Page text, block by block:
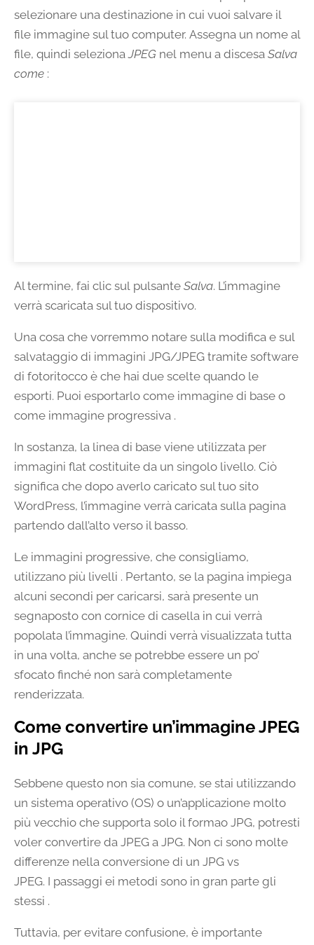
selezionare una destinazione in cui vuoi salvare il
file immagine sul tuo computer. Assegna un nome al
file, quindi selezionaJPEG nel menu a discesa Salva
come :
Al termine, fai clic sul pulsante Salva. L’immagine
verrà scaricata sul tuo dispositivo.
Una cosa che vorremmo notare sulla modifica e sul
salvataggio di immagini JPG/JPEG tramite software
di fotoritocco è che hai due scelte quando le
esporti. Puoi esportarlo come immagine di base o
come immagine progressiva .
In sostanza, la linea di base viene utilizzata per
immagini flat costituite da un singolo livello. Ciò
significa che dopo averlo caricato sul tuo sito
WordPress, l’immagine verrà caricata sulla pagina
partendo dall’alto verso il basso.
Le immagini progressive, che consigliamo,
utilizzano più livelli . Pertanto, se la pagina impiega
alcuni secondi per caricarsi, sarà presente un
segnaposto con cornice di casella in cui verrà
popolata l’immagine. Quindi verrà visualizzata tutta
in una volta, anche se potrebbe essere un po’
sfocato finché non sarà completamente
renderizzata.
Come convertire un’immagine JPEG
in JPG
Sebbene questo non sia comune, se stai utilizzando
un sistema operativo (OS) o un’applicazione molto
più vecchio che supporta solo il formao JPG, potresti
voler convertire da JPEG a JPG. Non ci sono molte
differenze nella conversione di un JPG vs
JPEG. I passaggi ei metodi sono in gran parte gli
stessi .
Tuttavia, per evitare confusione, è importante